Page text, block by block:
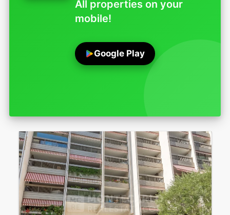
All properties on your
mobile!
Google Play